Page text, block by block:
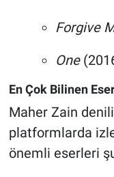
Forgive
One
En Çok Bilinen
Maher Zain
platformlarda
önemli eserleri